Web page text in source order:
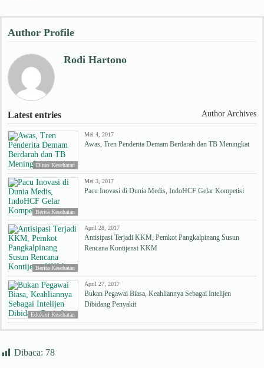
Author Profile
Rodi Hartono
Latest entries Author Archives
Dinas Kesehatan
Mei 4, 2017
Awas, Tren Penderita Demam Berdarah dan TB Meningkat
Berita Kesehatan
Mei 3, 2017
Pacu Inovasi di Dunia Medis, IndoHCF Gelar Kompetisi
Berita Kesehatan
April 28, 2017
Antisipasi Terjadi KKM, Pemkot Pangkalpinang Susun
Rencana Kontijensi KKM
Edukasi Kesehatan
April 27, 2017
Bukan Pegawai Biasa, Keahliannya Sebagai Intelijen
Dibidang Penyakit
Dibaca: 78